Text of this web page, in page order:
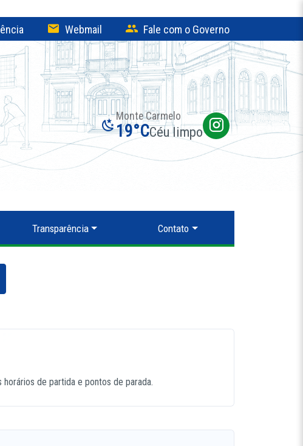
Webmail Fale com o Governo
Monte Carmelo
19°CCéu limpo
Transparência Contato
horários de partida e pontos de parada.